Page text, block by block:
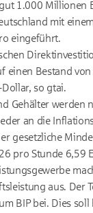
1.000 Millionen
mit
eingeführt.
einen Bestand
so gtai.
Gehälter werden
an die
gesetzliche
pro Stunde 6,59
aus. Der
BIP bei. Dies